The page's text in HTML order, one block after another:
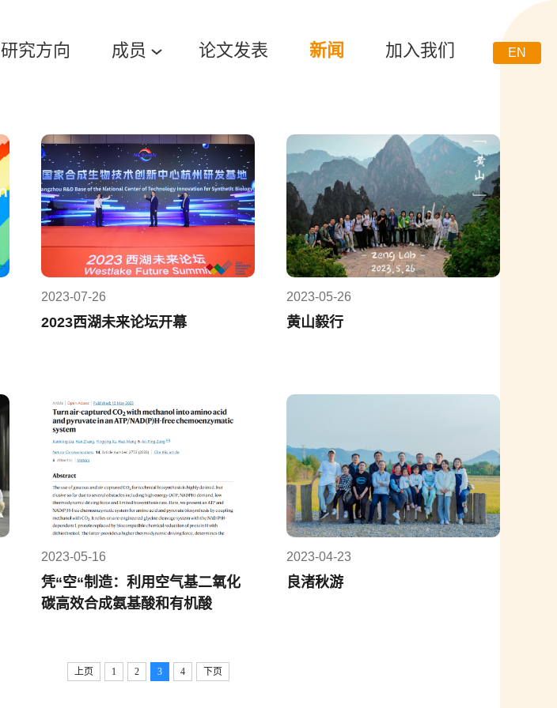
研究方向 成员 论文发表 新闻 加入我们 EN
2023-07-26
2023西湖未来论坛开幕
2023-05-26
黄山毅行
2023-05-16
凭“空“制造：利用空气基二氧化
碳高效合成氨基酸和有机酸
2023-04-23
良渚秋游
上页 1 2 3 4 下页